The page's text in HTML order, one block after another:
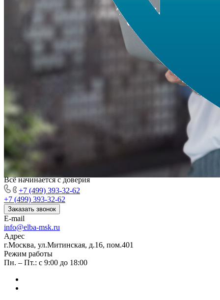
Всё начинается с доверия
+7 (499) 393-32-62
+7 (499) 393-32-62
Заказать звонок
E-mail
info@elba-msk.ru
Адрес
г.Москва, ул.Митинская, д.16, пом.401
Режим работы
Пн. – Пт.: с 9:00 до 18:00